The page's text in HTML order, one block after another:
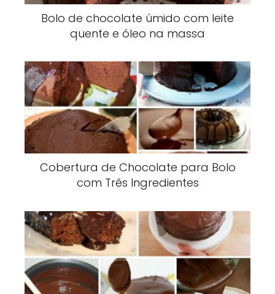
Bolo de chocolate úmido com leite
quente e óleo na massa
Cobertura de Chocolate para Bolo
com Três Ingredientes